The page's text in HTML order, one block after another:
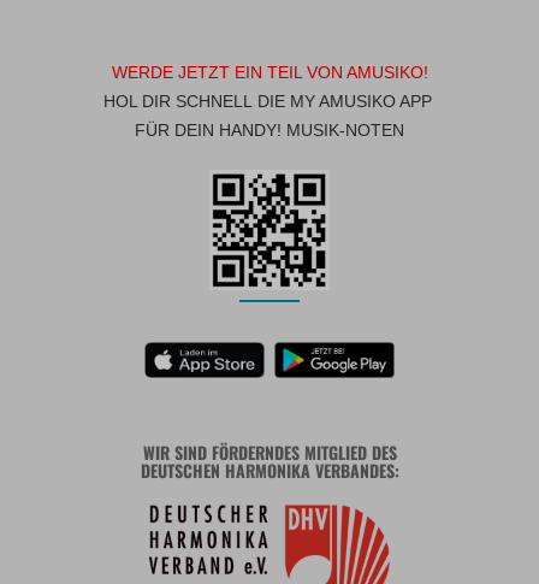
WERDE JETZT EIN TEIL VON AMUSIKO!
HOL DIR SCHNELL DIE MY AMUSIKO APP
FÜR DEIN HANDY! MUSIK-NOTEN
WIR SIND FÖRDERNDES MITGLIED DES
DEUTSCHEN HARMONIKA VERBANDES: